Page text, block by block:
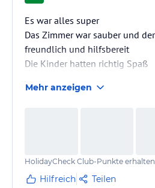
Es war alles super
Das Zimmer war sauber und
freundlich und hilfsbereit
Die Kinder hatten richtig Spaß
Mehr anzeigen
HolidayCheck Club-Punkte erhalten
Hilfreich Teilen